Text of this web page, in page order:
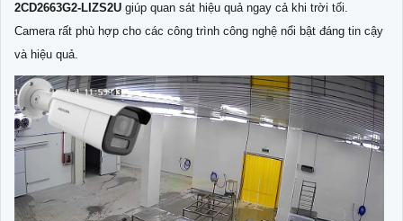
2CD2663G2-LIZS2U giúp quan sát hiệu quả ngay cả khi trời tối.
Camera rất phù hợp cho các công trình công nghệ nổi bật đáng tin cậy
và hiệu quả.